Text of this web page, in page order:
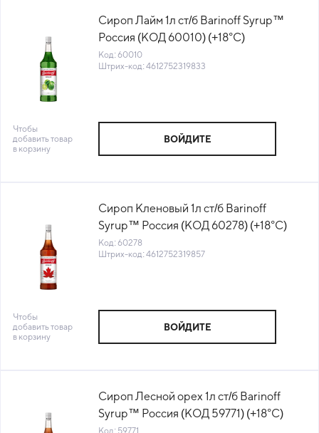
Сироп Лайм 1л ст/б Barinoff Syrup™
Россия (КОД 60010) (+18°С)
Код: 60010
Штрих-код: 4612752319833
Чтобы
добавить товар
в корзину
ВОЙДИТЕ
Сироп Кленовый 1л ст/б Barinoff
Syrup™ Россия (КОД 60278) (+18°С)
Код: 60278
Штрих-код: 4612752319857
Чтобы
добавить товар
в корзину
ВОЙДИТЕ
Сироп Лесной орех 1л ст/б Barinoff
Syrup™ Россия (КОД 59771) (+18°С)
Код: 59771